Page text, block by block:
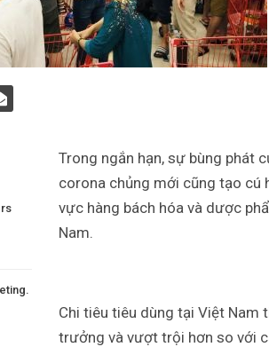
Trong ngắn hạn, sự bùng phát
corona chủng mới cũng tạo cú
vực hàng bách hóa và dược
Nam.
Chi tiêu tiêu dùng tại Việt Nam
trưởng và vượt trội hơn so với